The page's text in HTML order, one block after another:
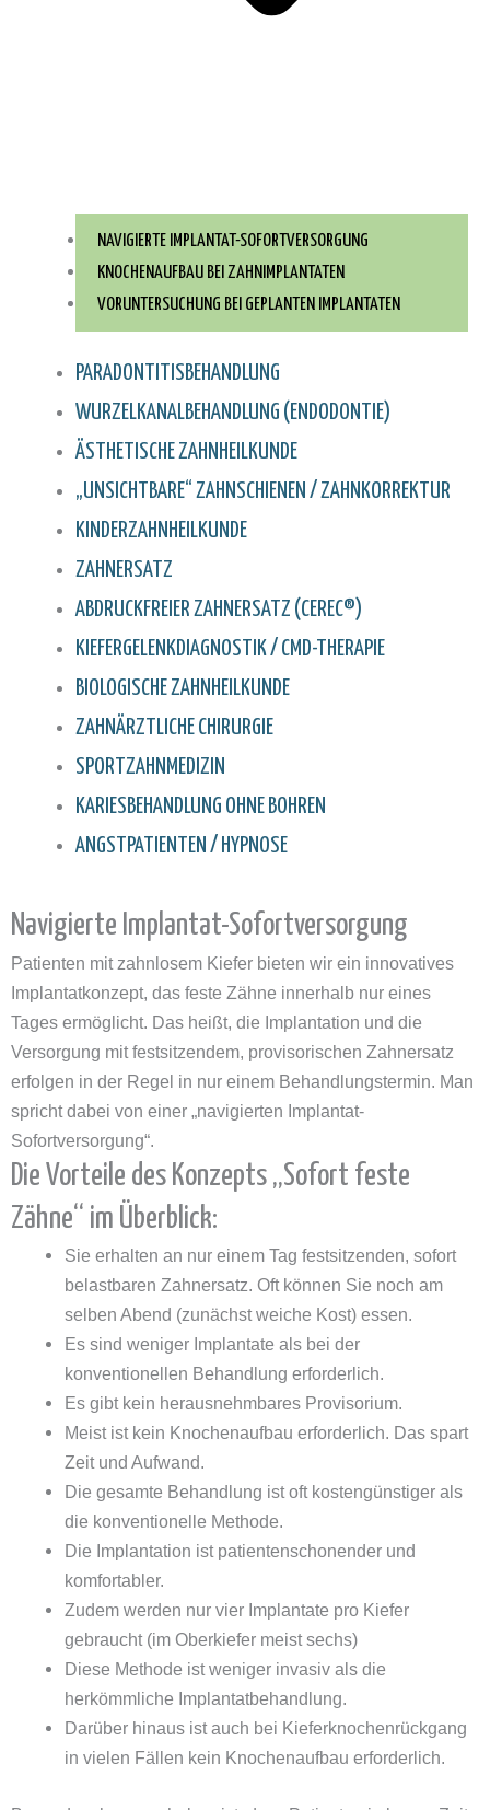
NAVIGIERTE IMPLANTAT-SOFORTVERSORGUNG
KNOCHENAUFBAU BEI ZAHNIMPLANTATEN
VORUNTERSUCHUNG BEI GEPLANTEN IMPLANTATEN
PARADONTITISBEHANDLUNG
WURZELKANAL­BEHANDLUNG (ENDODONTIE)
ÄSTHETISCHE ZAHNHEILKUNDE
„UNSICHTBARE“ ZAHNSCHIENEN / ZAHNKORREKTUR
KINDERZAHNHEILKUNDE
ZAHNERSATZ
ABDRUCKFREIER ZAHNERSATZ (CEREC®)
KIEFERGELENKDIAGNOSTIK / CMD-THERAPIE
BIOLOGISCHE ZAHNHEILKUNDE
ZAHNÄRZTLICHE CHIRURGIE
SPORTZAHNMEDIZIN
KARIESBEHANDLUNG OHNE BOHREN
ANGSTPATIENTEN / HYPNOSE
Navigierte Implantat-Sofortversorgung
Patienten mit zahnlosem Kiefer bieten wir ein innovatives
Implantatkonzept, das feste Zähne innerhalb nur eines
Tages ermöglicht. Das heißt, die Implantation und die
Versorgung mit festsitzendem, provisorischen Zahnersatz
erfolgen in der Regel in nur einem Behandlungstermin. Man
spricht dabei von einer „navigierten Implantat-
Sofortversorgung“.
Die Vorteile des Konzepts „Sofort feste
Zähne“ im Überblick:
Sie erhalten an nur einem Tag festsitzenden, sofort
belastbaren Zahnersatz. Oft können Sie noch am
selben Abend (zunächst weiche Kost) essen.
Es sind weniger Implantate als bei der
konventionellen Behandlung erforderlich.
Es gibt kein herausnehmbares Provisorium.
Meist ist kein Knochenaufbau erforderlich. Das spart
Zeit und Aufwand.
Die gesamte Behandlung ist oft kostengünstiger als
die konventionelle Methode.
Die Implantation ist patientenschonender und
komfortabler.
Zudem werden nur vier Implantate pro Kiefer
gebraucht (im Oberkiefer meist sechs)
Diese Methode ist weniger invasiv als die
herkömmliche Implantatbehandlung.
Darüber hinaus ist auch bei Kieferknochenrückgang
in vielen Fällen kein Knochenaufbau erforderlich.